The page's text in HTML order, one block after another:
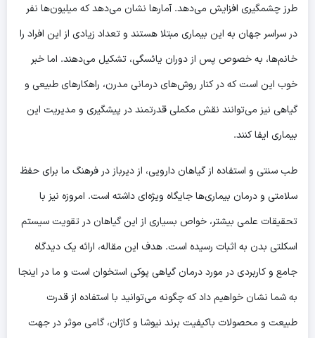
طرز چشمگیری افزایش می‌دهد. آمارها نشان می‌دهد که میلیون‌ها نفر
در سراسر جهان به این بیماری مبتلا هستند و تعداد زیادی از این افراد را
خانم‌ها، به خصوص پس از دوران یائسگی، تشکیل می‌دهند. اما خبر
خوب این است که در کنار روش‌های درمانی مدرن، راهکارهای طبیعی و
گیاهی نیز می‌توانند نقش مکملی قدرتمند در پیشگیری و مدیریت این
بیماری ایفا کنند.
طب سنتی و استفاده از گیاهان دارویی، از دیرباز در فرهنگ ما برای حفظ
سلامتی و درمان بیماری‌ها جایگاه ویژه‌ای داشته است. امروزه نیز با
تحقیقات علمی بیشتر، خواص بسیاری از این گیاهان در تقویت سیستم
اسکلتی بدن به اثبات رسیده است. هدف این مقاله، ارائه یک دیدگاه
جامع و کاربردی در مورد درمان گیاهی پوکی استخوان است و ما در اینجا
به شما نشان خواهیم داد که چگونه می‌توانید با استفاده از قدرت
طبیعت و محصولات باکیفیت برند نیوشا و کاژان، گامی موثر در جهت